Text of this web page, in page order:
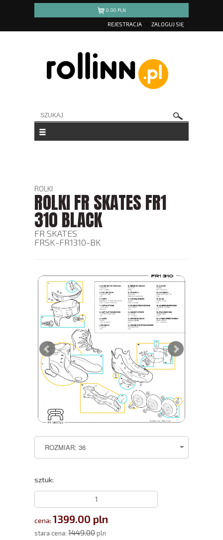
0.00 PLN
REJESTRACJA ZALOGUJ SIĘ
ROLKI
ROLKI FR SKATES FR1
310 BLACK
FR SKATES
FRSK-FR1310-BK
sztuk:
cena: 1399.00 pln
stara cena: 1449.00pln